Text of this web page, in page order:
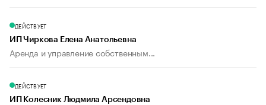
ДЕЙСТВУЕТ
ИП Чиркова Елена Анатольевна
Аренда и управление собственным...
ДЕЙСТВУЕТ
ИП Колесник Людмила Арсендовна